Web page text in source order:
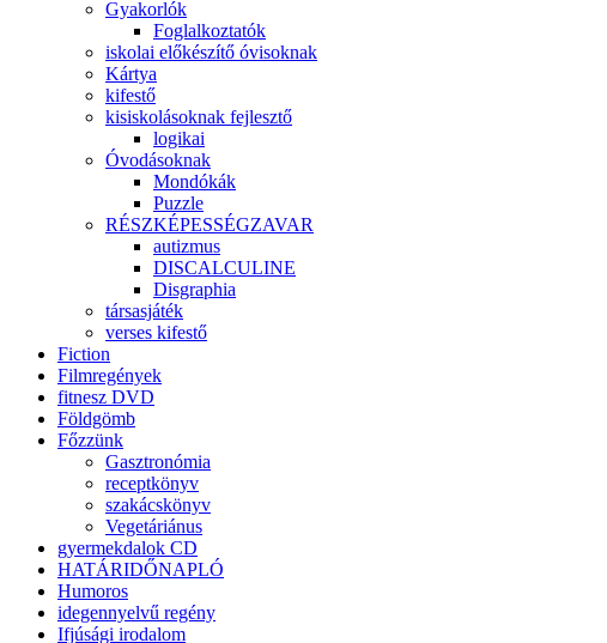
Gyakorlók
Foglalkoztatók
iskolai előkészítő óvisoknak
Kártya
kifestő
kisiskolásoknak fejlesztő
logikai
Óvodásoknak
Mondókák
Puzzle
RÉSZKÉPESSÉGZAVAR
autizmus
DISCALCULINE
Disgraphia
társasjáték
verses kifestő
Fiction
Filmregények
fitnesz DVD
Földgömb
Főzzünk
Gasztronómia
receptkönyv
szakácskönyv
Vegetáriánus
gyermekdalok CD
HATÁRIDŐNAPLÓ
Humoros
idegennyelvű regény
Ifjúsági irodalom